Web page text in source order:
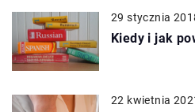
29 stycznia
Kiedy i jak
22 kwietnia